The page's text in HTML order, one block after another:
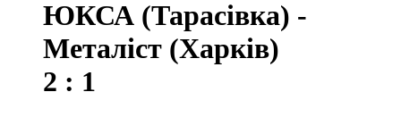
ЮКСА (Тарасівка) -
Металіст (Харків)
2 : 1